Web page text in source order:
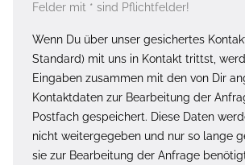
Felder mit * sind Pflichtfelder!
Wenn Du über unser gesichertes
Standard) mit uns in Kontakt trittst,
Eingaben zusammen mit den von Dir
Kontaktdaten zur Bearbeitung der
Postfach gespeichert. Diese Daten
nicht weitergegeben und nur so lange
sie zur Bearbeitung der Anfrage